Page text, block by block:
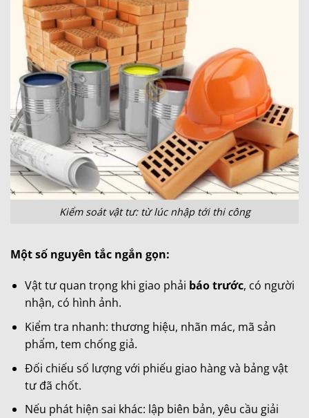
Kiểm soát vật tư: từ lúc nhập tới thi công
Một số nguyên tắc ngắn gọn:
Vật tư quan trọng khi giao phải báo trước, có người
nhận, có hình ảnh.
Kiểm tra nhanh: thương hiệu, nhãn mác, mã sản
phẩm, tem chống giả.
Đối chiếu số lượng với phiếu giao hàng và bảng vật
tư đã chốt.
Nếu phát hiện sai khác: lập biên bản, yêu cầu giải